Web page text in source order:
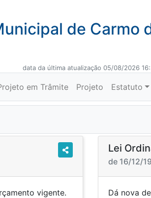
de Carmo
data da última atualização 05/08/2026
em Trâmite Projeto Estatuto
vigente.
Lei
de 16/12/
Dá